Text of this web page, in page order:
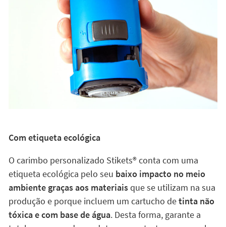
Com etiqueta ecológica
O carimbo personalizado Stikets®️ conta com uma
produção e porque incluem um cartucho de
tóxica e com base de água
total segurança do produto em contacto com as peles
mais sensíveis.